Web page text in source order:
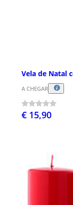
Vela de Natal
A CHEGAR
€ 15,90